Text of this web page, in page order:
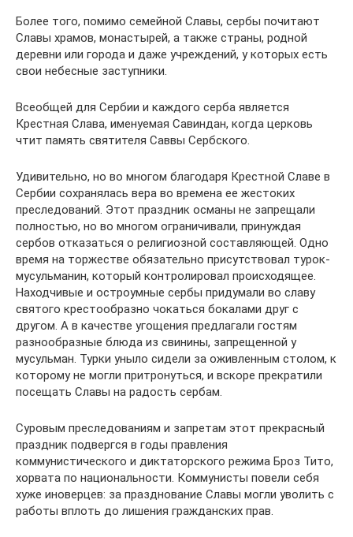
Более того, помимо семейной Славы, сербы почитают
Славы храмов, монастырей, а также страны, родной
деревни или города и даже учреждений, у которых есть
свои небесные заступники.
Всеобщей для Сербии и каждого серба является
Крестная Слава, именуемая Савиндан, когда церковь
чтит память святителя Саввы Сербского.
Удивительно, но во многом благодаря Крестной Славе в
Сербии сохранялась вера во времена ее жестоких
преследований. Этот праздник османы не запрещали
полностью, но во многом ограничивали, принуждая
сербов отказаться о религиозной составляющей. Одно
время на торжестве обязательно присутствовал турок-
мусульманин, который контролировал происходящее.
Находчивые и остроумные сербы придумали во славу
святого крестообразно чокаться бокалами друг с
другом. А в качестве угощения предлагали гостям
разнообразные блюда из свинины, запрещенной у
мусульман. Турки уныло сидели за оживленным столом, к
которому не могли притронуться, и вскоре прекратили
посещать Славы на радость сербам.
Суровым преследованиям и запретам этот прекрасный
праздник подвергся в годы правления
коммунистического и диктаторского режима Броз Тито,
хорвата по национальности. Коммунисты повели себя
хуже иноверцев: за празднование Славы могли уволить с
работы вплоть до лишения гражданских прав.